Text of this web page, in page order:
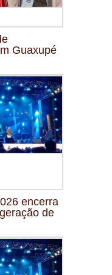
Guaxupé
encerra
de